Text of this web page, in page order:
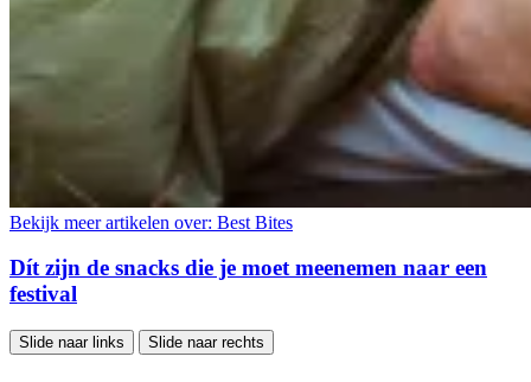
Bekijk meer artikelen over: Best Bites
Dít zijn de snacks die je moet meenemen naar een
festival
Slide naar links Slide naar rechts